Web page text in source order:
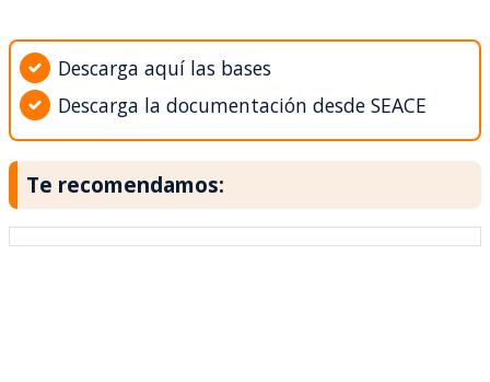
Descarga aquí las bases
Descarga la documentación desde SEACE
Te recomendamos: